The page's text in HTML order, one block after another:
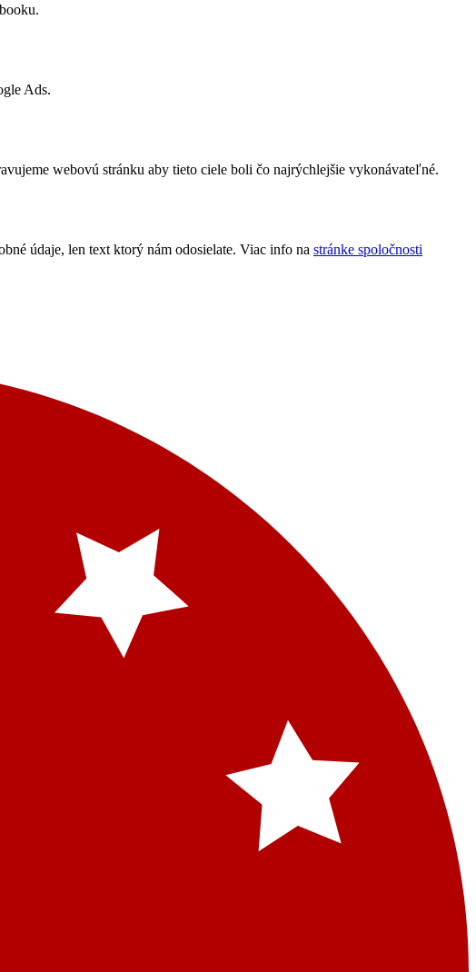
Ads.
webovú stránku aby tieto ciele boli čo najrýchlejšie vykonávateľné.
údaje, len text ktorý nám odosielate. Viac info na stránke spoločnosti